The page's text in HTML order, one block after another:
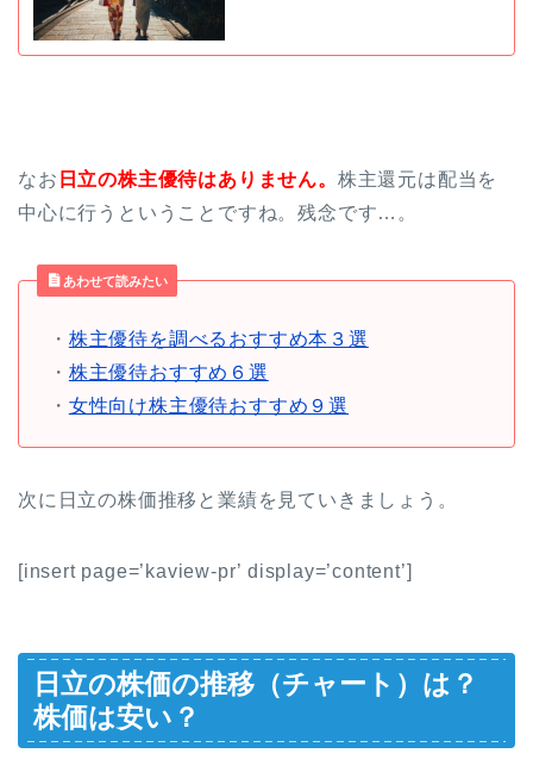
なお 日立の株主優待はありません。 株主還元は配当を
中心に行うということですね。残念です…。
あわせて読みたい
・ 株主優待を調べるおすすめ本３選
・ 株主優待おすすめ６選
・ 女性向け株主優待おすすめ９選
次に日立の株価推移と業績を見ていきましょう。
[insert page=’kaview-pr’ display=’content’]
日立の株価の推移（チャート）は？
株価は安い？